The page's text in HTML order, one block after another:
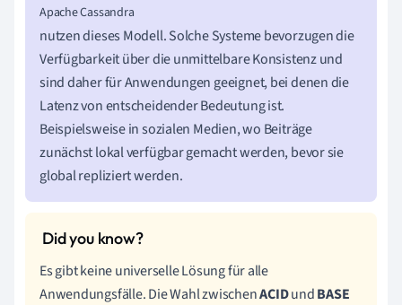
Apache Cassandra
nutzen dieses Modell. Solche Systeme bevorzugen die
Verfügbarkeit über die unmittelbare Konsistenz und
sind daher für Anwendungen geeignet, bei denen die
Latenz von entscheidender Bedeutung ist.
Beispielsweise in sozialen Medien, wo Beiträge
zunächst lokal verfügbar gemacht werden, bevor sie
global repliziert werden.
Es gibt keine universelle Lösung für alle
Anwendungsfälle. Die Wahl zwischenACIDundBASE